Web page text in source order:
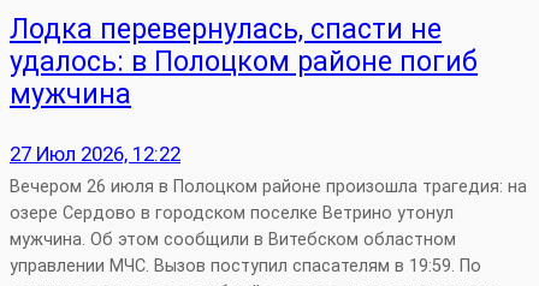
Лодка перевернулась, спасти не
удалось: в Полоцком районе погиб
мужчина
27 Июл 2026, 12:22
Вечером 26 июля в Полоцком районе произошла трагедия: на
озере Сердово в городском поселке Ветрино утонул
мужчина. Об этом сообщили в Витебском областном
управлении МЧС. Вызов поступил спасателям в 19:59. По